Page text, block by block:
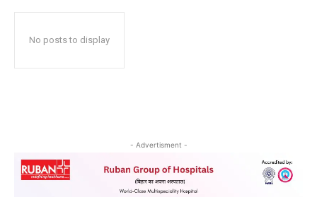
No posts to display
- Advertisment -